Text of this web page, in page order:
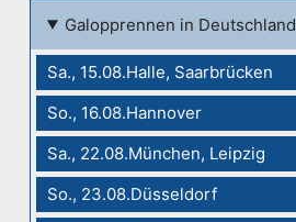
Galopprennen in Deutschland
Sa., 15.08.Halle, Saarbrücken
So., 16.08.Hannover
Sa., 22.08.München, Leipzig
So., 23.08.Düsseldorf